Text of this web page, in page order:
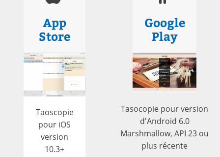
App
Store
Taoscopie
pour iOS
version
10.3+
Google
Play
Tasocopie pour version
d'Android 6.0
Marshmallow, API 23 ou
plus récente